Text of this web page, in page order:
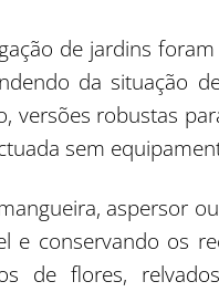
de jardins foram
da situação
versões robustas
sem
aspersor
e conservando os
de flores,